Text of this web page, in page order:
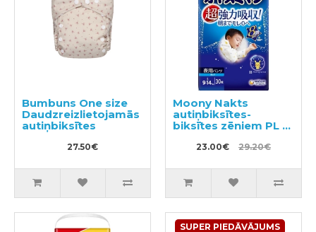
Bumbuns One size
Daudzreizlietojamās
autiņbiksītes
27.50€
Moony Nakts
autiņbiksītes-
biksītes zēniem PL 9-
23.00€ 29.20€
SUPER PIEDĀVĀJUMS